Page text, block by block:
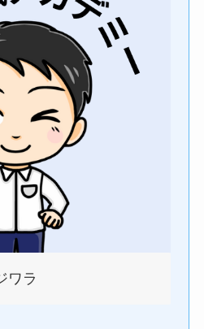
ワラ